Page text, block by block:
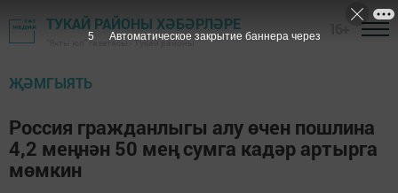
ТУКАЙ РАЙОНЫ ХӘБӘРЛӘРЕ
"Якты юл" газетасы - Тукай районы
ҖӘМГЫЯТЬ
Россия гражданлыгы алу өчен пошлина
4,2 меңнән 50 мең сумга кадәр артырга
мөмкин
3 Автоматическое закрытие баннера через